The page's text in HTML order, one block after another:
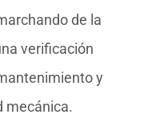
de la
verificación
y
mecánica.